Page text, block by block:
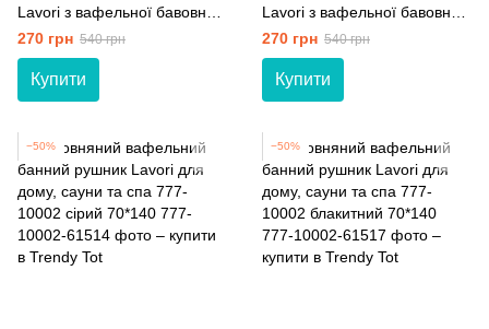
Lavori з вафельної бавовни
для лазні та спа 777-10003
бежевий 90*147
270 грн 540 грн
Купити
Lavori з вафельної бавовни
для лазні та спа 777-10003
білий 90*147
270 грн 540 грн
Купити
−50% −50%